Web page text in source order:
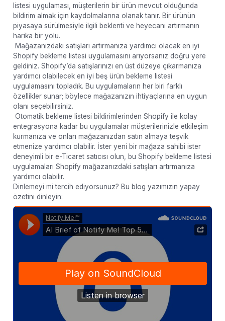
listesi uygulaması, müşterilerin bir ürün mevcut olduğunda
bildirim almak için kaydolmalarına olanak tanır. Bir ürünün
piyasaya sürülmesiyle ilgili beklenti ve heyecanı artırmanın
harika bir yolu.
Mağazanızdaki satışları artırmanıza yardımcı olacak en iyi
Shopify bekleme listesi uygulamasını arıyorsanız doğru yere
geldiniz. Shopify’da satışlarınızı en üst düzeye çıkarmanıza
yardımcı olabilecek en iyi beş ürün bekleme listesi
uygulamasını topladık. Bu uygulamaların her biri farklı
özellikler sunar; böylece mağazanızın ihtiyaçlarına en uygun
olanı seçebilirsiniz.
Otomatik bekleme listesi bildirimlerinden Shopify ile kolay
entegrasyona kadar bu uygulamalar müşterilerinizle etkileşim
kurmanıza ve onları mağazanızdan satın almaya teşvik
etmenize yardımcı olabilir. İster yeni bir mağaza sahibi ister
deneyimli bir e-Ticaret satıcısı olun, bu Shopify bekleme listesi
uygulamaları Shopify mağazanızdaki satışları artırmanıza
yardımcı olabilir.
Dinlemeyi mi tercih ediyorsunuz? Bu blog yazımızın yapay
özetini dinleyin: